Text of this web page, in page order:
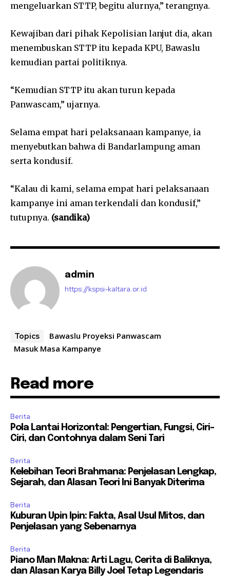
mengeluarkan STTP, begitu alurnya,” terangnya.
Kewajiban dari pihak Kepolisian lanjut dia, akan
menembuskan STTP itu kepada KPU, Bawaslu
kemudian partai politiknya.
“Kemudian STTP itu akan turun kepada
Panwascam,” ujarnya.
Selama empat hari pelaksanaan kampanye, ia
menyebutkan bahwa di Bandarlampung aman
serta kondusif.
“Kalau di kami, selama empat hari pelaksanaan
kampanye ini aman terkendali dan kondusif,”
tutupnya. (sandika)
admin
https://kspsi-kaltara.or.id
Topics
Bawaslu Proyeksi Panwascam
Masuk Masa Kampanye
Read more
Berita
Pola Lantai Horizontal: Pengertian, Fungsi, Ciri-
Ciri, dan Contohnya dalam Seni Tari
Berita
Kelebihan Teori Brahmana: Penjelasan Lengkap,
Sejarah, dan Alasan Teori Ini Banyak Diterima
Berita
Kuburan Upin Ipin: Fakta, Asal Usul Mitos, dan
Penjelasan yang Sebenarnya
Berita
Piano Man Makna: Arti Lagu, Cerita di Baliknya,
dan Alasan Karya Billy Joel Tetap Legendaris